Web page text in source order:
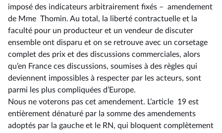
imposé des indicateurs arbitrairement fixés – amendement
de Mme Thomin. Au total, la liberté contractuelle et la
faculté pour un producteur et un vendeur de discuter
ensemble ont disparu et on se retrouve avec un corsetage
complet des prix et des discussions commerciales, alors
qu’en France ces discussions, soumises à des règles qui
deviennent impossibles à respecter par les acteurs, sont
parmi les plus compliquées d’Europe.
Nous ne voterons pas cet amendement. L’article 19 est
entièrement dénaturé par la somme des amendements
adoptés par la gauche et le RN, qui bloquent complètement